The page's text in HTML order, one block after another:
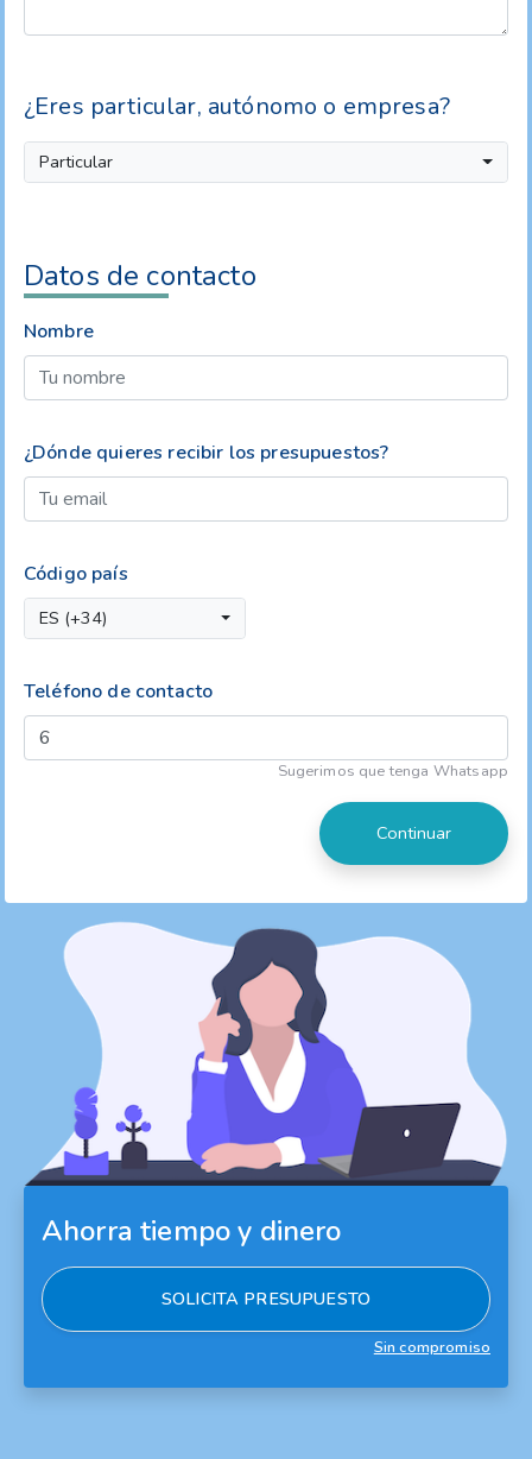
¿Eres particular, autónomo o empresa?
Particular
Datos de contacto
Nombre
¿Dónde quieres recibir los presupuestos?
Código país
ES (+34)
Teléfono de contacto
Sugerimos que tenga Whatsapp
Ahorra tiempo y dinero
SOLICITA PRESUPUESTO
Sin compromiso